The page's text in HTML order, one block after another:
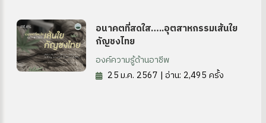
อนาคตที่สดใส…..อุตสาหกรรมเส้นใย
กัญชงไทย
องค์ความรู้ด้านอาชีพ
25 ม.ค. 2567 | อ่าน: 2,495 ครั้ง